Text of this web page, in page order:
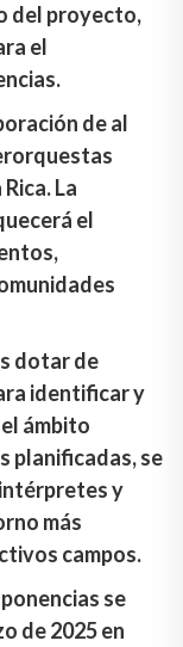
del proyecto,
el
de al
La
el
dotar de
identificar y
ámbito
planificadas, se
y
más
campos.
se
de 2025 en